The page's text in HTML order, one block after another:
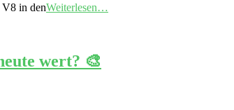
V8 in denWeiterlesen…
wert? 🎨